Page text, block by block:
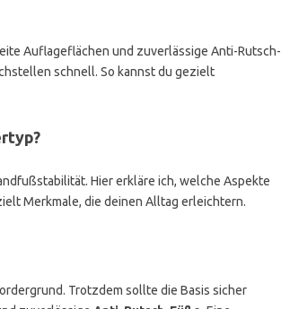
Auflageflächen und zuverlässige Anti-Rutsch-
schnell. So kannst du gezielt
Hier erkläre ich, welche Aspekte
Merkmale, die deinen Alltag erleichtern.
Trotzdem sollte die Basis sicher